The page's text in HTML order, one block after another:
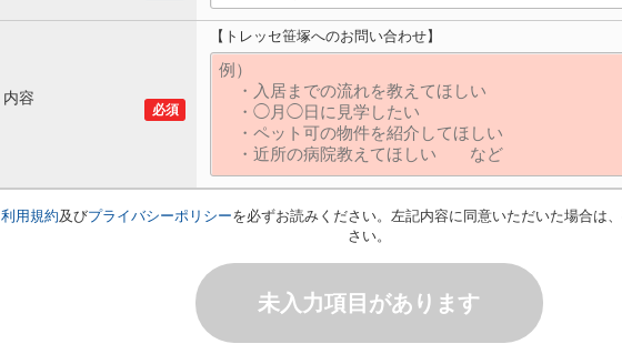
必須
内容
【トレッセ笹塚へのお問い合わせ】
利用規約及びプライバシーポリシーを必ずお読みください。左記内容に同意いただいた場合は
さい。
未入力項目があります